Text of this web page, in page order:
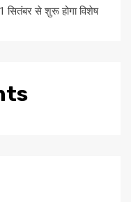
सितंबर से शुरू होगा विशेष